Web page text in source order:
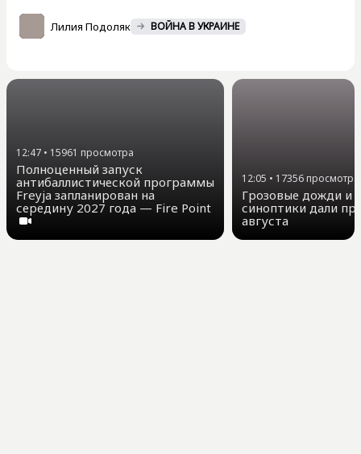
Лилия Подоляк ВОЙНА В УКРАИНЕ
12:47 • 15961 просмотра
Полноценный запуск
антибаллистической программы
Freyja запланирован на
середину 2027 года — Fire Point
12:05 • 17356просмотра
Грозовые дожди и
синоптики дали
августа